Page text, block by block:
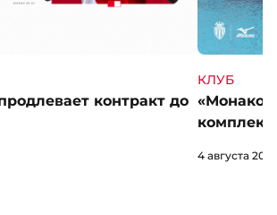
контракт до
КЛУБ
«Монако»
4 августа 2026